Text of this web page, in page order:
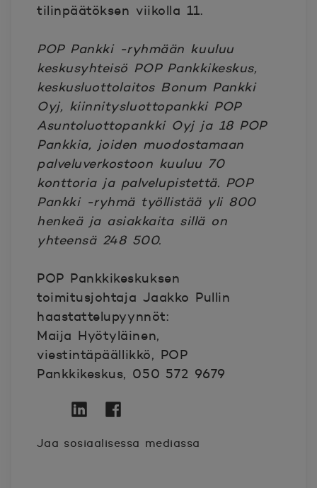
tilinpäätöksen viikolla 11.
POP Pankki -ryhmään kuuluu
keskusyhteisö POP Pankkikeskus,
keskusluottolaitos Bonum Pankki
Oyj, kiinnitysluottopankki POP
Asuntoluottopankki Oyj ja 18 POP
Pankkia, joiden muodostamaan
palveluverkostoon kuuluu 70
konttoria ja palvelupistettä. POP
Pankki -ryhmä työllistää yli 800
henkeä ja asiakkaita sillä on
yhteensä 248 500.
POP Pankkikeskuksen
toimitusjohtaja Jaakko Pullin
haastattelupyynnöt:
Maija Hyötyläinen,
viestintäpäällikkö, POP
Pankkikeskus, 050 572 9679
Jaa sosiaalisessa mediassa